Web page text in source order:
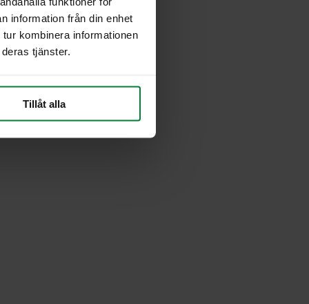
information från din enhet
kombinera informationen
tjänster.
Tillåt alla